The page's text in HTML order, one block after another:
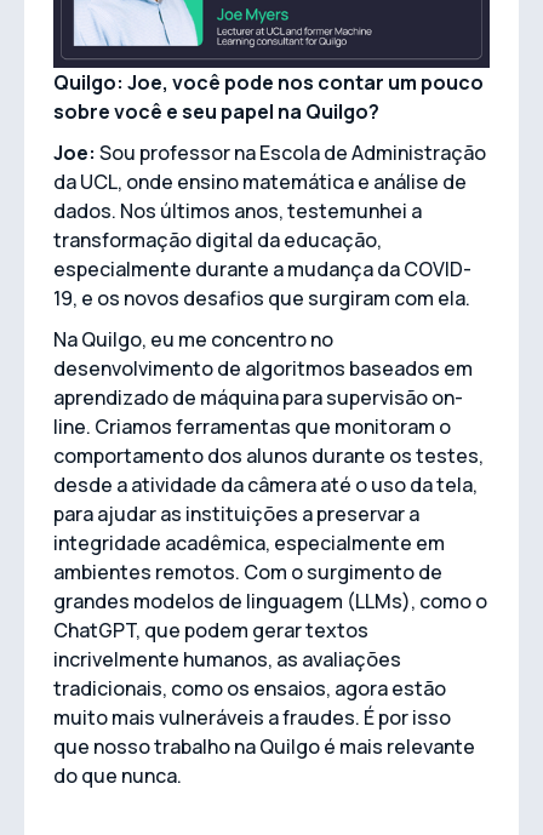
Quilgo: Joe, você pode nos contar um pouco
sobre você e seu papel na Quilgo?
Joe: Sou professor na Escola de Administração
da UCL, onde ensino matemática e análise de
dados. Nos últimos anos, testemunhei a
transformação digital da educação,
especialmente durante a mudança da COVID-
19, e os novos desafios que surgiram com ela.
Na Quilgo, eu me concentro no
desenvolvimento de algoritmos baseados em
aprendizado de máquina para supervisão on-
line. Criamos ferramentas que monitoram o
comportamento dos alunos durante os testes,
desde a atividade da câmera até o uso da tela,
para ajudar as instituições a preservar a
integridade acadêmica, especialmente em
ambientes remotos. Com o surgimento de
grandes modelos de linguagem (LLMs), como o
ChatGPT, que podem gerar textos
incrivelmente humanos, as avaliações
tradicionais, como os ensaios, agora estão
muito mais vulneráveis a fraudes. É por isso
que nosso trabalho na Quilgo é mais relevante
do que nunca.